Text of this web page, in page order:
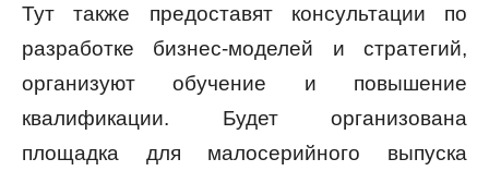
Тут также предоставят консультации по
разработке бизнес-моделей и стратегий,
организуют обучение и повышение
квалификации. Будет организована
площадка для малосерийного выпуска